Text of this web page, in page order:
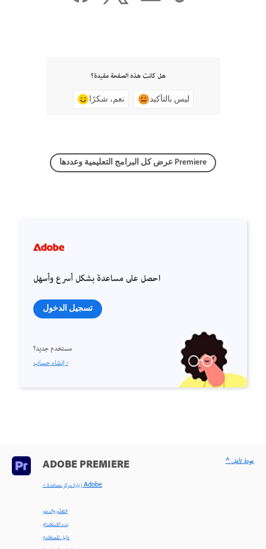
هل كانت هذه الصفحة مفيدة؟
نعم، شكرًا ليس بالتأكيد
عرض كل البرامج التعليمية وعددها Premiere
احصل على مساعدة بشكل أسرع وأسهل
تسجيل الدخول
مستخدم جديد؟
إنشاء حساب ›
ADOBE PREMIERE
< زيارة مركز مساعدة Adobe
التعلّم والدعم
بدء الاستخدام
دليل المستخدم
^ عودة لأعلى